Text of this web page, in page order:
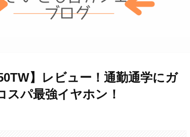
】レビュー！通勤通学にガ
スパ最強イヤホン！